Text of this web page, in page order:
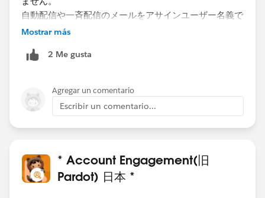
自動配信や一斉配信のメールをアサインユーザー名義で
配信するときに、「このテンプレだとこっちのドメイン
みたいなことができるとよいなあと思いました。
Mostrar más
2 Me gusta
Agregar un comentario
Escribir un comentario...
* Account Engagement(旧
Pardot) 日本 *